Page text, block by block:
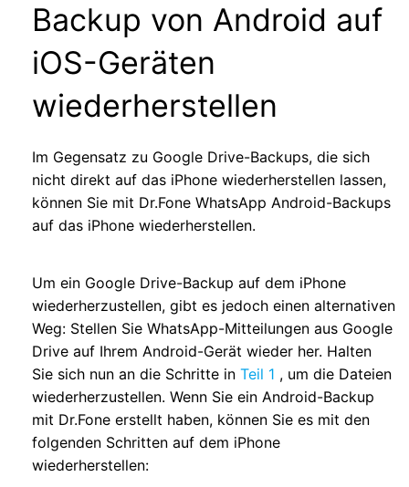
Backup von Android auf
iOS-Geräten
wiederherstellen
Im Gegensatz zu Google Drive-Backups, die sich
nicht direkt auf das iPhone wiederherstellen lassen,
können Sie mit Dr.Fone WhatsApp Android-Backups
auf das iPhone wiederherstellen.
Um ein Google Drive-Backup auf dem iPhone
wiederherzustellen, gibt es jedoch einen alternativen
Weg: Stellen Sie WhatsApp-Mitteilungen aus Google
Drive auf Ihrem Android-Gerät wieder her. Halten
Sie sich nun an die Schritte in Teil 1 , um die Dateien
wiederherzustellen. Wenn Sie ein Android-Backup
mit Dr.Fone erstellt haben, können Sie es mit den
folgenden Schritten auf dem iPhone
wiederherstellen: